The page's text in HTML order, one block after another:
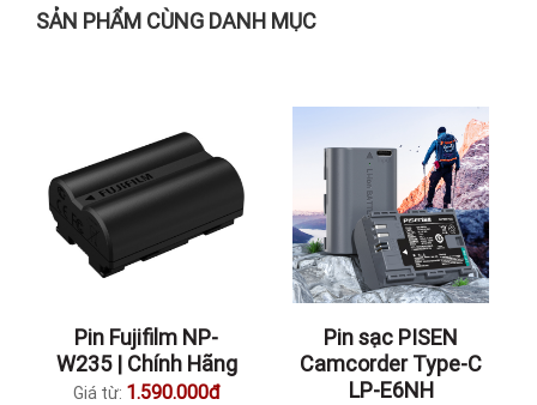
SẢN PHẨM CÙNG DANH MỤC
Pin Fujifilm NP-
W235 | Chính Hãng
Giá từ: 1.590.000đ
Pin sạc PISEN
Camcorder Type-C
LP-E6NH